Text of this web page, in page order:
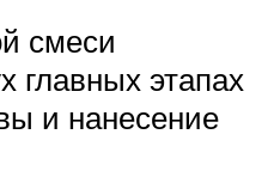
смеси
главных этапах
и нанесение